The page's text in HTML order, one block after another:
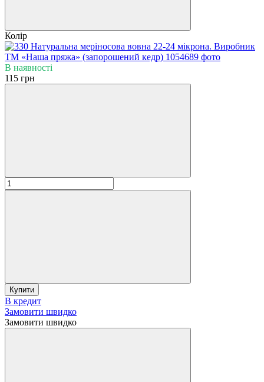
Колір
В наявності
115 грн
Купити
В кредит
Замовити швидко
Замовити швидко